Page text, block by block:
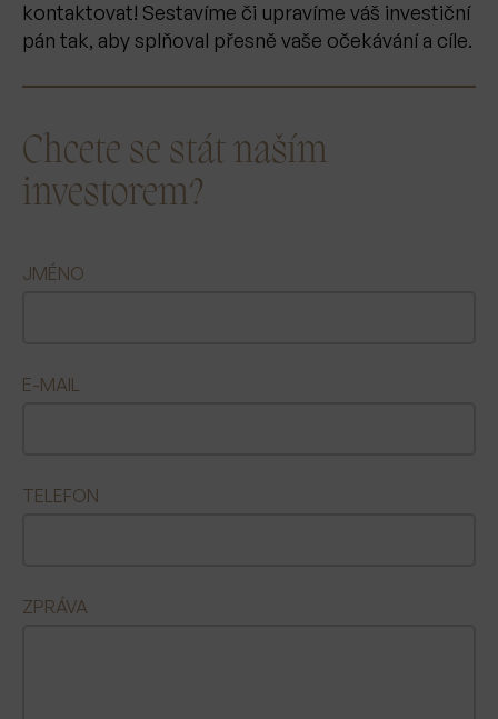
kontaktovat! Sestavíme či upravíme váš investiční
pán tak, aby splňoval přesně vaše očekávání a cíle.
Chcete se stát naším
investorem?
JMÉNO
E-MAIL
TELEFON
ZPRÁVA